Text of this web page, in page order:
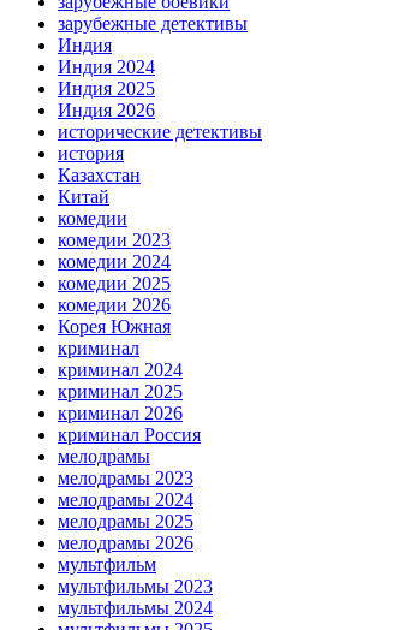
зарубежные детективы
Индия
Индия 2024
Индия 2025
Индия 2026
исторические детективы
история
Казахстан
Китай
комедии
комедии 2023
комедии 2024
комедии 2025
комедии 2026
Корея Южная
криминал
криминал 2024
криминал 2025
криминал 2026
криминал Россия
мелодрамы
мелодрамы 2023
мелодрамы 2024
мелодрамы 2025
мелодрамы 2026
мультфильм
мультфильмы 2023
мультфильмы 2024